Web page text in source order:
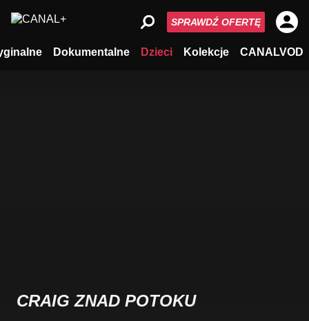
Dokumentalne Dzieci Kolekcje CANALVOD
SPRAWDŹ OFERTĘ
CRAIG ZNAD POTOKU